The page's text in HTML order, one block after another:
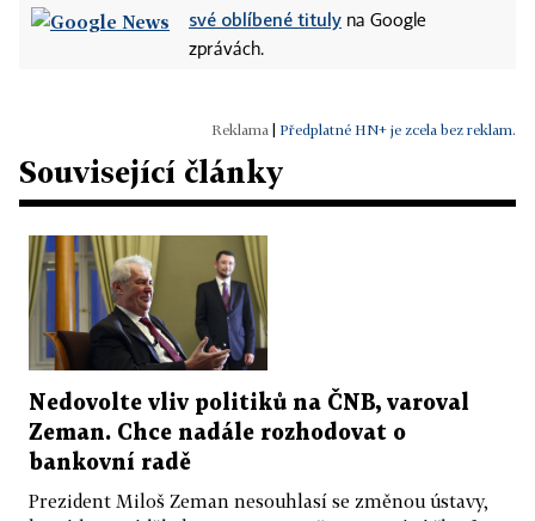
své oblíbené tituly na Google
zprávách.
Předplatné HN+ je zcela bez reklam.
Související články
Nedovolte vliv politiků na ČNB, varoval
Zeman. Chce nadále rozhodovat o
bankovní radě
Prezident Miloš Zeman nesouhlasí se změnou ústavy,